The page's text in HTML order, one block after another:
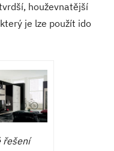
houževnatější
je lze použít ido
řešení